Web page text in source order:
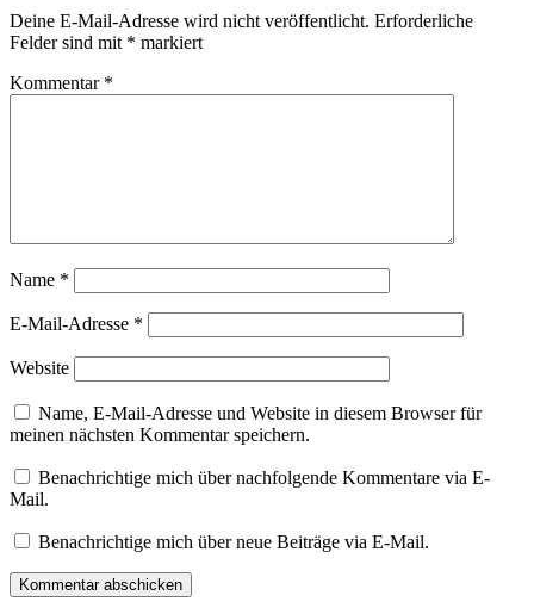
Deine E-Mail-Adresse wird nicht veröffentlicht. Erforderliche
Felder sind mit * markiert
Kommentar *
Name *
E-Mail-Adresse *
Website
Name, E-Mail-Adresse und Website in diesem Browser für
meinen nächsten Kommentar speichern.
Benachrichtige mich über nachfolgende Kommentare via E-
Mail.
Benachrichtige mich über neue Beiträge via E-Mail.